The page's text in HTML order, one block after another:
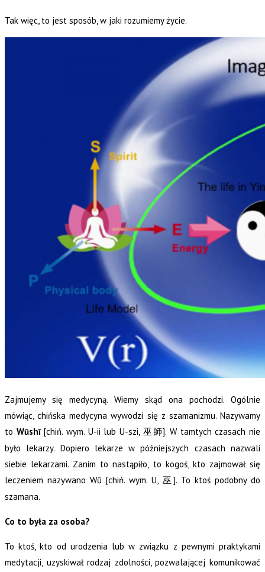
Tak więc, to jest sposób, w jaki rozumiemy życie.
Zajmujemy się medycyną. Wiemy skąd ona pochodzi. Ogólnie
mówiąc, chińska medycyna wywodzi się z szamanizmu. Nazywamy
to Wūshī[chiń. wym. U-ii lub U-szi, 巫師]. W tamtych czasach nie
było lekarzy. Dopiero lekarze w późniejszych czasach nazwali
siebie lekarzami. Zanim to nastąpiło, to kogoś, kto zajmował się
leczeniem nazywano Wū [chiń. wym. U, 巫 ]. To ktoś podobny do
szamana.
Co to była za osoba?
To ktoś, kto od urodzenia lub w związku z pewnymi praktykami
medytacji, uzyskiwał rodzaj zdolności, pozwalającej komunikować